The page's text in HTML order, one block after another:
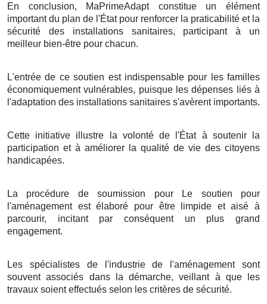
En conclusion, MaPrimeAdapt constitue un élément
important du plan de l'État pour renforcer la praticabilité et la
sécurité des installations sanitaires, participant à un
meilleur bien-être pour chacun.
L'entrée de ce soutien est indispensable pour les familles
économiquement vulnérables, puisque les dépenses liés à
l'adaptation des installations sanitaires s'avèrent importants.
Cette initiative illustre la volonté de l'État à soutenir la
participation et à améliorer la qualité de vie des citoyens
handicapées.
La procédure de soumission pour Le soutien pour
l'aménagement est élaboré pour être limpide et aisé à
parcourir, incitant par conséquent un plus grand
engagement.
Les spécialistes de l'industrie de l'aménagement sont
souvent associés dans la démarche, veillant à que les
travaux soient effectués selon les critères de sécurité.